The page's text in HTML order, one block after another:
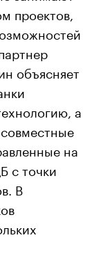
проектов,
объясняет
а
на
с точки
В